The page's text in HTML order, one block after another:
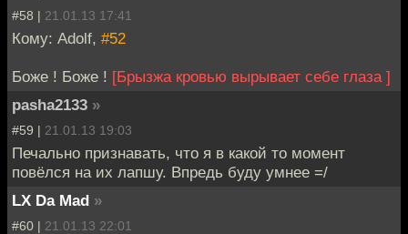
#58 | 21.01.13 17:41
Кому: Adolf, #52
Боже ! Боже ! [Брызжа кровью вырывает себе глаза ]
pasha2133 »
#59 | 21.01.13 19:03
Печально признавать, что я в какой то момент
повёлся на их лапшу. Впредь буду умнее =/
LX Da Mad »
#60 | 21.01.13 22:01